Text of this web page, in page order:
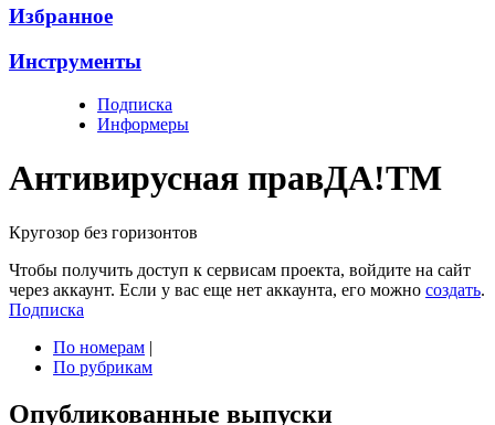
Избранное
Инструменты
Подписка
Информеры
Антивирусная правДА!TM
Кругозор без горизонтов
Чтобы получить доступ к сервисам проекта, войдите на сайт
через аккаунт. Если у вас еще нет аккаунта, его можно создать.
Подписка
По номерам |
По рубрикам
Опубликованные выпуски